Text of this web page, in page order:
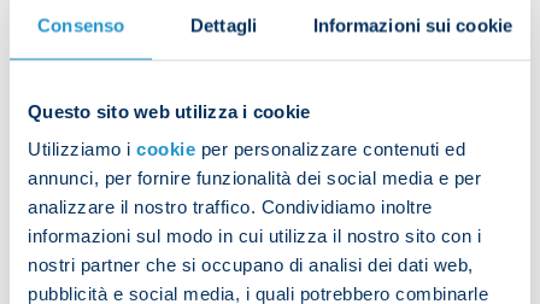
Consenso Dettagli Informazioni sui cookie
Questo sito web utilizza i cookie
Utilizziamo i cookie per personalizzare contenuti ed
annunci, per fornire funzionalità dei social media e per
analizzare il nostro traffico. Condividiamo inoltre
informazioni sul modo in cui utilizza il nostro sito con i
nostri partner che si occupano di analisi dei dati web,
pubblicità e social media, i quali potrebbero combinarle
Stanislav Lobotka played the full 90 minutes as
in their second group game on Friday.
The final group match for the Slovaks is against
Romania on Wednesday 26 June.